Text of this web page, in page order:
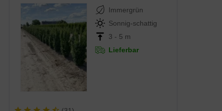
Immergrün
Sonnig-schattig
3 - 5 m
Lieferbar